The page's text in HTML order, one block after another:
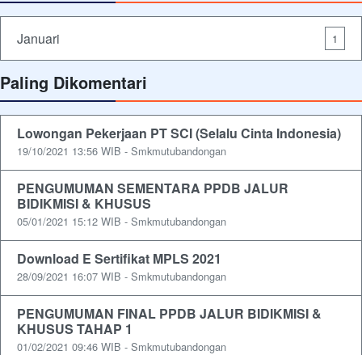
Januari 1
Paling Dikomentari
Lowongan Pekerjaan PT SCI (Selalu Cinta Indonesia)
19/10/2021 13:56 WIB - Smkmutubandongan
PENGUMUMAN SEMENTARA PPDB JALUR
BIDIKMISI & KHUSUS
05/01/2021 15:12 WIB - Smkmutubandongan
Download E Sertifikat MPLS 2021
28/09/2021 16:07 WIB - Smkmutubandongan
PENGUMUMAN FINAL PPDB JALUR BIDIKMISI &
KHUSUS TAHAP 1
01/02/2021 09:46 WIB - Smkmutubandongan